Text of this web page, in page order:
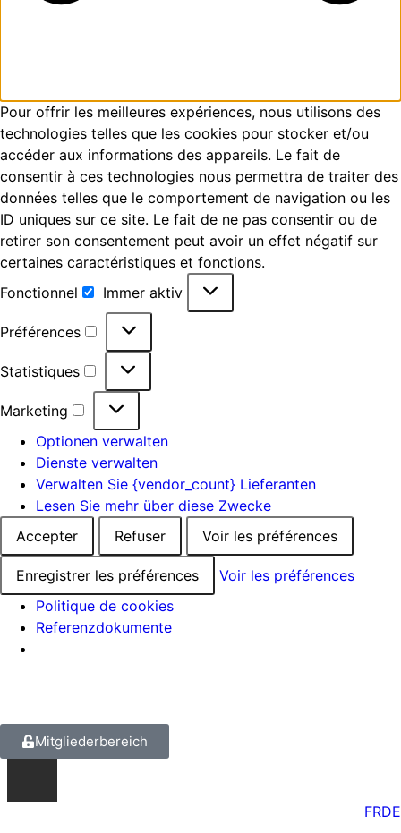
Pour offrir les meilleures expériences, nous utilisons des
technologies telles que les cookies pour stocker et/ou
accéder aux informations des appareils. Le fait de
consentir à ces technologies nous permettra de traiter des
données telles que le comportement de navigation ou les
ID uniques sur ce site. Le fait de ne pas consentir ou de
retirer son consentement peut avoir un effet négatif sur
certaines caractéristiques et fonctions.
Fonctionnel
Immer aktiv
Préférences
Statistiques
Marketing
Optionen verwalten
Dienste verwalten
Verwalten Sie {vendor_count} Lieferanten
Lesen Sie mehr über diese Zwecke
Accepter
Refuser Voir les préférences
Enregistrer les préférences
Voir les préférences
Politique de cookies
Referenzdokumente
Mitgliederbereich
FRDE